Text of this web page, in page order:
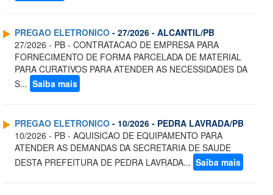
PREGAO ELETRONICO - 27/2026 - ALCANTIL/PB
27/2026 - PB - CONTRATACAO DE EMPRESA PARA
FORNECIMENTO DE FORMA PARCELADA DE MATERIAL
PARA CURATIVOS PARA ATENDER AS NECESSIDADES DA
S... Saiba mais
PREGAO ELETRONICO - 10/2026 - PEDRA LAVRADA/PB
10/2026 - PB - AQUISICAO DE EQUIPAMENTO PARA
ATENDER AS DEMANDAS DA SECRETARIA DE SAUDE
DESTA PREFEITURA DE PEDRA LAVRADA... Saiba mais